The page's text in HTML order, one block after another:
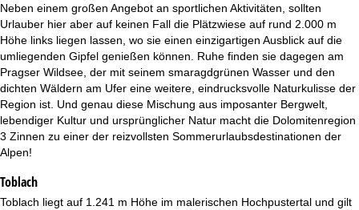
Neben einem großen Angebot an sportlichen Aktivitäten, sollten
Urlauber hier aber auf keinen Fall die Plätzwiese auf rund 2.000 m
Höhe links liegen lassen, wo sie einen einzigartigen Ausblick auf die
umliegenden Gipfel genießen können. Ruhe finden sie dagegen am
Pragser Wildsee, der mit seinem smaragdgrünen Wasser und den
dichten Wäldern am Ufer eine weitere, eindrucksvolle Naturkulisse der
Region ist. Und genau diese Mischung aus imposanter Bergwelt,
lebendiger Kultur und ursprünglicher Natur macht die Dolomitenregion
3 Zinnen zu einer der reizvollsten Sommerurlaubsdestinationen der
Alpen!
Toblach
Toblach liegt auf 1.241 m Höhe im malerischen Hochpustertal und gilt